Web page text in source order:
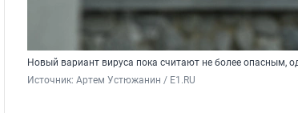
Новый вариант вируса пока считают не более опасным,
Источник: Артем Устюжанин / E1.RU